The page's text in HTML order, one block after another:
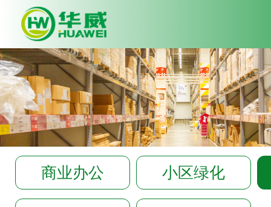
Deprecated: Array and string
syntax with curly braces is
C:\wwwroot\huawei-
pco.com\app\common.phpon
商业办公 小区绿化